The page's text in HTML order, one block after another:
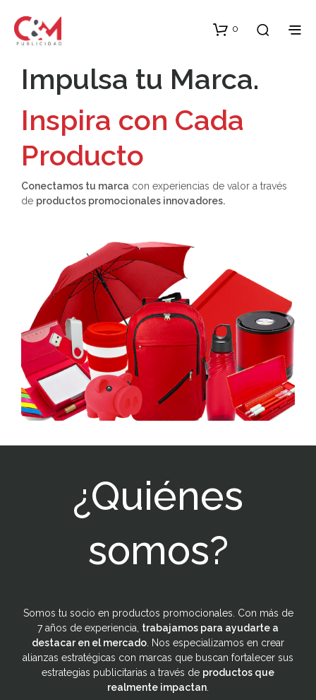
0
Impulsa tu Marca.
Inspira con Cada
Producto
Conectamos tu marca con experiencias de valor a través
de productos promocionales innovadores.
¿Quiénes
somos?
Somos tu socio en productos promocionales. Con más de
7 años de experiencia, trabajamos para ayudarte a
destacar en el mercado . Nos especializamos en crear
alianzas estratégicas con marcas que buscan fortalecer sus
estrategias publicitarias a través de productos que
realmente impactan